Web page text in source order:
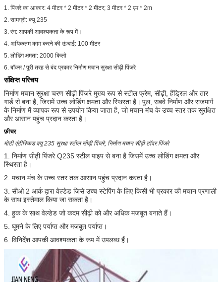
1. पिंजरे का आकार: 4 मीटर * 2 मीटर * 2 मीटर; 3 मीटर * 2 एम * 2m
2. सामग्री: क्यू 235
3. रंग: आपकी आवश्यकता के रूप में।
4. अधिकतम काम करने की ऊंचाई: 100 मीटर
5. लोडिंग क्षमता: 2000 किलो
6. बॉक्स / पूरी तरह से बंद प्रकार निर्माण मचान सुरक्षा सीढ़ी पिंजरे
संक्षिप्त परिचय
निर्माण मचान सुरक्षा चरण सीढ़ी पिंजरे मुख्य रूप से स्टील फ्रेम, सीढ़ी, हैंड्रिल और तार
गार्ड से बना है, जिसमें उच्च लोडिंग क्षमता और स्थिरता है। पुल, सबवे निर्माण और राजमार्ग
के निर्माण में व्यापक रूप से उपयोग किया जाता है, जो मचान मंच के उच्च स्तर तक सुरक्षित
और आसान पहुंच प्रदान करता है।
फ़ीचर
मोटी एंटीस्किड क्यू 235 सुरक्षा स्टील सीढ़ी पिंजरे, निर्माण मचान सीढ़ी टॉवर पिंजरे
1. निर्माण सीढ़ी पिंजरे Q235 स्टील पाइप से बना है जिसमें उच्च लोडिंग क्षमता और
स्थिरता है।
2. मचान मंच के उच्च स्तर तक आसान पहुंच प्रदान करता है।
3. सीओ 2 आर्क द्वारा वेल्डेड जिसे उच्च स्टेपिंग के लिए किसी भी प्रकार की मचान प्रणाली
के साथ इस्तेमाल किया जा सकता है।
4. हुक के साथ वेल्डेड जो कदम सीढ़ी को और अधिक मजबूत बनाते हैं।
5. घूमने के लिए पर्याप्त और मजबूत पर्याप्त।
6. विनिर्देश आपकी आवश्यकता के रूप में उपलब्ध हैं।